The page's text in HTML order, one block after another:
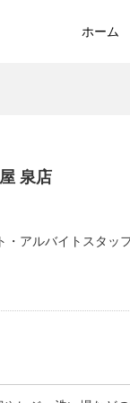
ホーム
泉店
アルバイトスタッ